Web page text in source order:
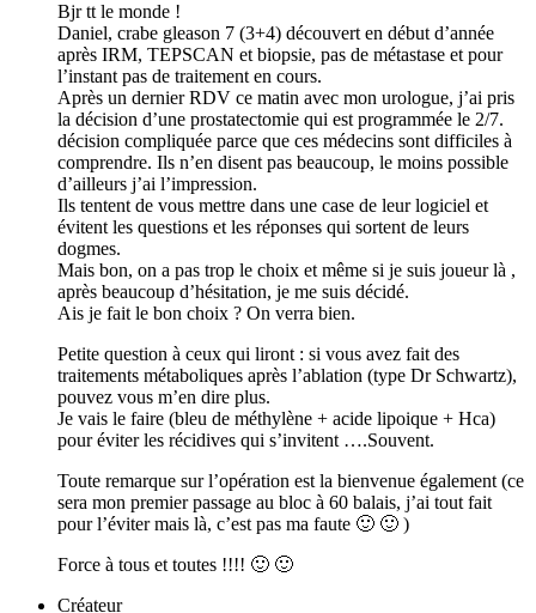
Bjr tt le monde !
Daniel, crabe gleason 7 (3+4) découvert en début d’année
après IRM, TEPSCAN et biopsie, pas de métastase et pour
l’instant pas de traitement en cours.
Après un dernier RDV ce matin avec mon urologue, j’ai pris
la décision d’une prostatectomie qui est programmée le 2/7.
décision compliquée parce que ces médecins sont difficiles à
comprendre. Ils n’en disent pas beaucoup, le moins possible
d’ailleurs j’ai l’impression.
Ils tentent de vous mettre dans une case de leur logiciel et
évitent les questions et les réponses qui sortent de leurs
dogmes.
Mais bon, on a pas trop le choix et même si je suis joueur là ,
après beaucoup d’hésitation, je me suis décidé.
Ais je fait le bon choix ? On verra bien.
Petite question à ceux qui liront : si vous avez fait des
traitements métaboliques après l’ablation (type Dr Schwartz),
pouvez vous m’en dire plus.
Je vais le faire (bleu de méthylène + acide lipoique + Hca)
pour éviter les récidives qui s’invitent ….Souvent.
Toute remarque sur l’opération est la bienvenue également (ce
sera mon premier passage au bloc à 60 balais, j’ai tout fait
pour l’éviter mais là, c’est pas ma faute 🙂 🙂 )
Force à tous et toutes !!!! 🙂 🙂
Créateur